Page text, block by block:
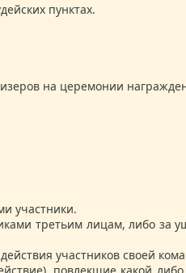
пунктах.
на церемонии
участники.
третьим лицам, либо за
участников своей